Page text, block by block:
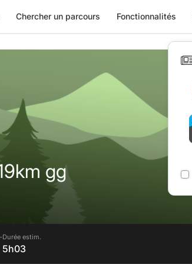
Chercher un parcours Fonctionnalités
gg
Durée estim.
5h03